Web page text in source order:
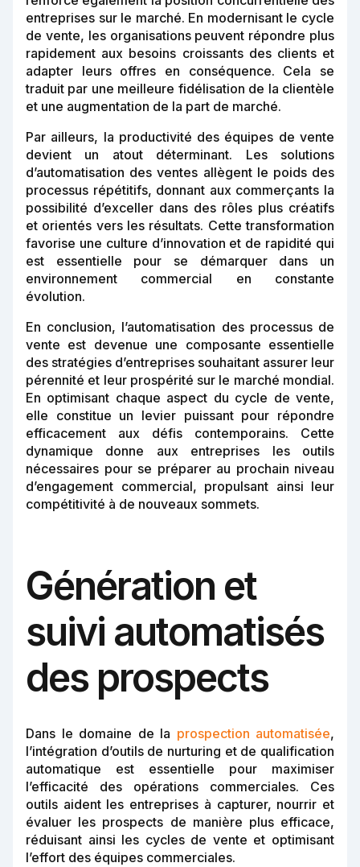
entreprises sur le marché. En modernisant le cycle
de vente, les organisations peuvent répondre plus
rapidement aux besoins croissants des clients et
adapter leurs offres en conséquence. Cela se
traduit par une meilleure fidélisation de la clientèle
et une augmentation de la part de marché.
Par ailleurs, la productivité des équipes de vente
devient un atout déterminant. Les solutions
d’automatisation des ventes allègent le poids des
processus répétitifs, donnant aux commerçants la
possibilité d’exceller dans des rôles plus créatifs
et orientés vers les résultats. Cette transformation
favorise une culture d’innovation et de rapidité qui
est essentielle pour se démarquer dans un
environnement commercial en constante
évolution.
En conclusion, l’automatisation des processus de
vente est devenue une composante essentielle
des stratégies d’entreprises souhaitant assurer leur
pérennité et leur prospérité sur le marché mondial.
En optimisant chaque aspect du cycle de vente,
elle constitue un levier puissant pour répondre
efficacement aux défis contemporains. Cette
dynamique donne aux entreprises les outils
nécessaires pour se préparer au prochain niveau
d’engagement commercial, propulsant ainsi leur
compétitivité à de nouveaux sommets.
Génération et
suivi automatisés
des prospects
Dans le domaine de la prospection automatisée,
l’intégration d’outils de nurturing et de qualification
automatique est essentielle pour maximiser
l’efficacité des opérations commerciales. Ces
outils aident les entreprises à capturer, nourrir et
évaluer les prospects de manière plus efficace,
réduisant ainsi les cycles de vente et optimisant
l’effort des équipes commerciales.